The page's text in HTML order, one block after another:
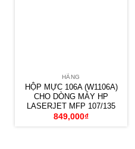
HÃNG
HỘP MỰC 106A (W1106A)
CHO DÒNG MÁY HP
LASERJET MFP 107/135
849,000₫